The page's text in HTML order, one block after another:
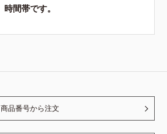
時間帯です。
商品番号から注文